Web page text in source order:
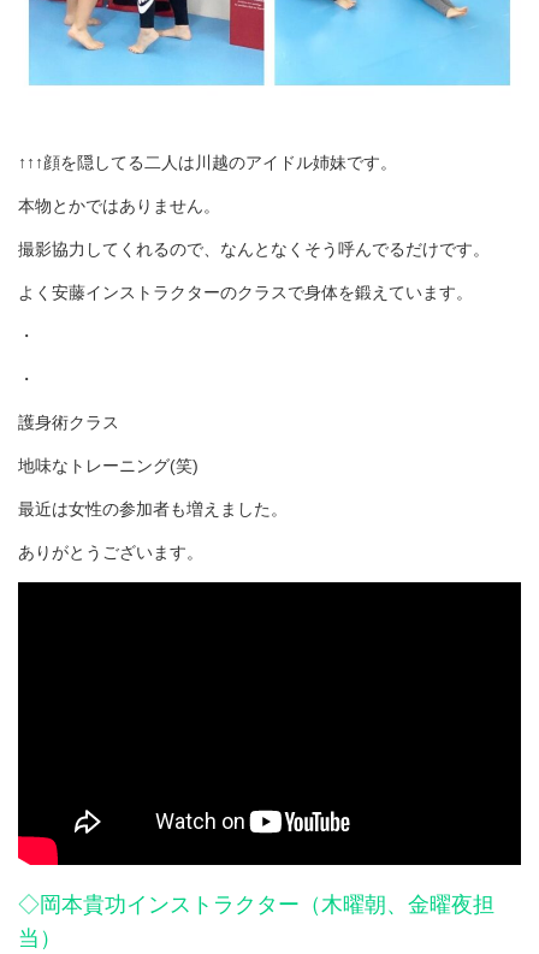
↑↑↑顔を隠してる二人は川越のアイドル姉妹です。
本物とかではありません。
撮影協力してくれるので、なんとなくそう呼んでるだけです。
よく安藤インストラクターのクラスで身体を鍛えています。
・
・
護身術クラス
地味なトレーニング(笑)
最近は女性の参加者も増えました。
ありがとうございます。
◇岡本貴功インストラクター（木曜朝、金曜夜担
当）